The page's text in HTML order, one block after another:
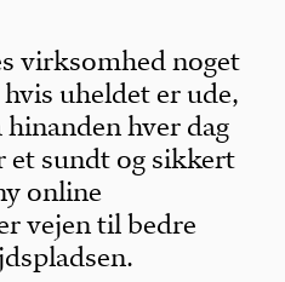
virksomhed noget
uheldet er ude,
hinanden hver dag
et sundt og sikkert
online
vejen til bedre